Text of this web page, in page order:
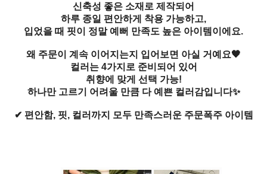
신축성 좋은 소재로 제작되어
하루 종일 편안하게 착용 가능하고,
입었을 때 핏이 정말 예뻐 만족도 높은 아이템이에요.
왜 주문이 계속 이어지는지 입어보면 아실 거예요🖤
컬러는 4가지로 준비되어 있어
취향에 맞게 선택 가능!
하나만 고르기 어려울 만큼 다 예쁜 컬러감입니다✨
✔ 편안함, 핏, 컬러까지 모두 만족스러운 주문폭주 아이템